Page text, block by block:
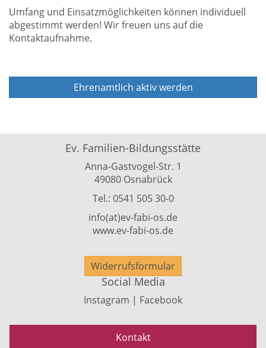
Umfang und Einsatzmöglichkeiten können individuell
abgestimmt werden! Wir freuen uns auf die
Kontaktaufnahme.
Ehrenamtlich aktiv werden
Ev. Familien-Bildungsstätte
Anna-Gastvogel-Str. 1
49080 Osnabrück
Tel.: 0541 505 30-0
info(at)ev-fabi-os.de
www.ev-fabi-os.de
Widerrufsformular
Social Media
Instagram | Facebook
Kontakt